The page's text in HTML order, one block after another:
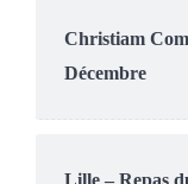
Christiam
Décembre
Lille – Repas